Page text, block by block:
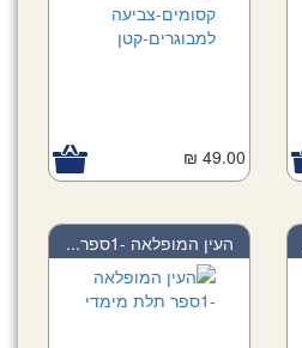
49.00 ₪
העין המופלאה -1ספר...